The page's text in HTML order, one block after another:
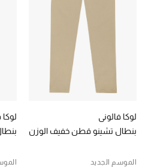
لوكا فالوني
بنطال تشينو قطن خفيف الوزن
الموسم الجديد
لوكا